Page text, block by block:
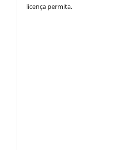
licença permita.